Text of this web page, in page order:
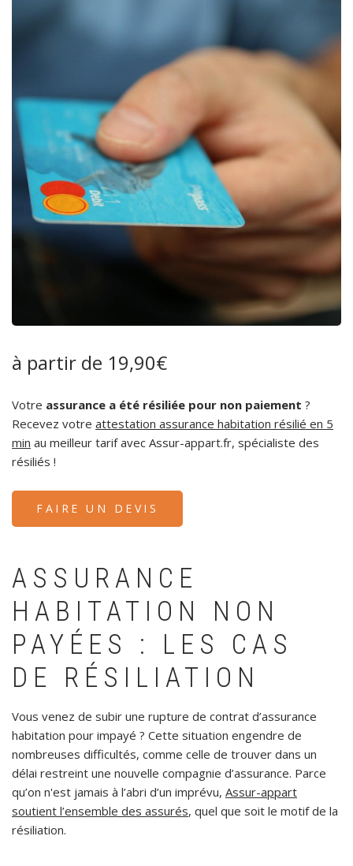
à partir de 19,90€
Votre assurance a été résiliée pour non paiement ?
Recevez votre attestation assurance habitation résilié en 5
min au meilleur tarif avec Assur-appart.fr, spécialiste des
résiliés !
FAIRE UN DEVIS
ASSURANCE
HABITATION NON
PAYÉES : LES CAS
DE RÉSILIATION
Vous venez de subir une rupture de contrat d’assurance
habitation pour impayé ? Cette situation engendre de
nombreuses difficultés, comme celle de trouver dans un
délai restreint une nouvelle compagnie d’assurance. Parce
qu’on n'est jamais à l’abri d’un imprévu, Assur-appart
soutient l’ensemble des assurés, quel que soit le motif de la
résiliation.